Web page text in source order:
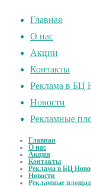
Главная
О нас
Акции
Контакты
Реклама в БЦ
Новости
Рекламные
Главная
О нас
Акции
Контакты
Реклама в БЦ
Новости
Рекламные